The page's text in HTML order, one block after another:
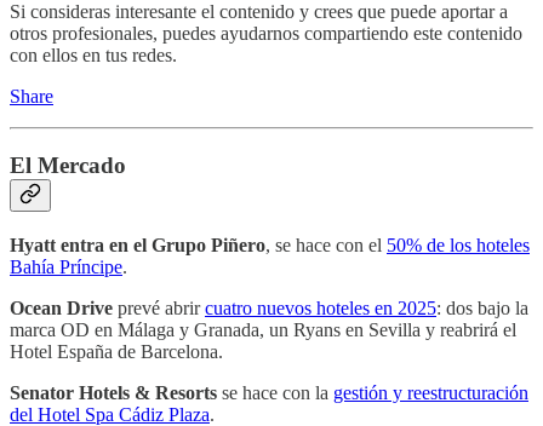
Si consideras interesante el contenido y crees que puede aportar a
otros profesionales, puedes ayudarnos compartiendo este contenido
con ellos en tus redes.
Share
El Mercado
Hyatt entra en el Grupo Piñero, se hace con el 50% de los hoteles
Bahía Príncipe.
Ocean Drive prevé abrircuatro nuevos hoteles en 2025: dos bajo la
marca OD en Málaga y Granada, un Ryans en Sevilla y reabrirá el
Hotel España de Barcelona.
Senator Hotels & Resorts se hace con la gestión y reestructuración
del Hotel Spa Cádiz Plaza.